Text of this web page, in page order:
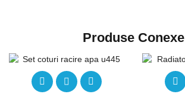
Produse Conexe